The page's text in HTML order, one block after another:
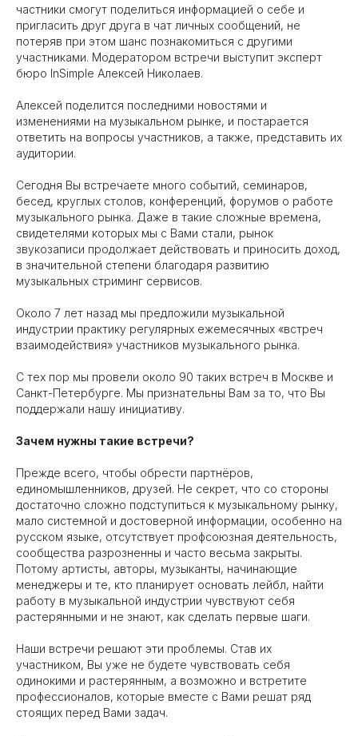
частники смогут поделиться информацией о себе и
пригласить друг друга в чат личных сообщений, не
потеряв при этом шанс познакомиться с другими
участниками. Модератором встречи выступит эксперт
бюро InSimple Алексей Николаев.
Алексей поделится последними новостями и
изменениями на музыкальном рынке, и постарается
ответить на вопросы участников, а также, представить их
аудитории.
Сегодня Вы встречаете много событий, семинаров,
бесед, круглых столов, конференций, форумов о работе
музыкального рынка. Даже в такие сложные времена,
свидетелями которых мы с Вами стали, рынок
звукозаписи продолжает действовать и приносить доход,
в значительной степени благодаря развитию
музыкальных стриминг сервисов.
Около 7 лет назад мы предложили музыкальной
индустрии практику регулярных ежемесячных «встреч
взаимодействия» участников музыкального рынка.
С тех пор мы провели около 90 таких встреч в Москве и
Санкт-Петербурге. Мы признательны Вам за то, что Вы
поддержали нашу инициативу.
Зачем нужны такие встречи?
Прежде всего, чтобы обрести партнёров,
единомышленников, друзей. Не секрет, что со стороны
достаточно сложно подступиться к музыкальному рынку,
мало системной и достоверной информации, особенно на
русском языке, отсутствует профсоюзная деятельность,
сообщества разрозненны и часто весьма закрыты.
Потому артисты, авторы, музыканты, начинающие
менеджеры и те, кто планирует основать лейбл, найти
работу в музыкальной индустрии чувствуют себя
растерянными и не знают, как сделать первые шаги.
Наши встречи решают эти проблемы. Став их
участником, Вы уже не будете чувствовать себя
одинокими и растерянным, а возможно и встретите
профессионалов, которые вместе с Вами решат ряд
стоящих перед Вами задач.